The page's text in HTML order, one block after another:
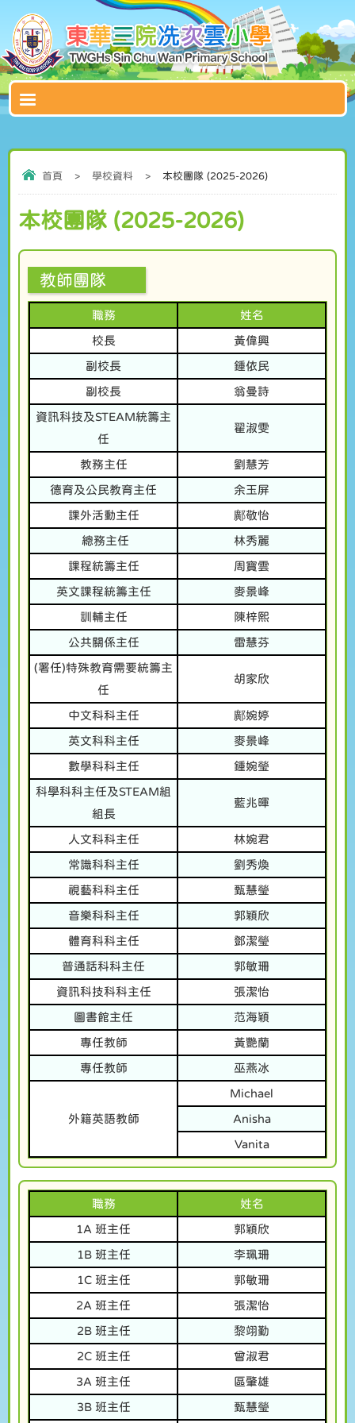
首頁 > 學校資料 > 本校團隊 (2025-2026)
本校團隊 (2025-2026)
教師團隊
職務 姓名
校長 黃偉興
副校長 鍾依民
副校長 翁曼詩
資訊科技及STEAM統籌主
任
翟淑雯
教務主任 劉慧芳
德育及公民教育主任 余玉屏
課外活動主任 鄺敬怡
總務主任 林秀麗
課程統籌主任 周寶雲
英文課程統籌主任 麥景峰
訓輔主任 陳梓熙
公共關係主任 雷慧芬
(署任)特殊教育需要統籌主
任
胡家欣
中文科科主任 鄺婉婷
英文科科主任 麥景峰
數學科科主任 鍾婉瑩
科學科科主任及STEAM組
組長
藍兆暉
人文科科主任 林婉君
常識科科主任 劉秀煥
視藝科科主任 甄慧瑩
音樂科科主任 郭穎欣
體育科科主任 鄧潔瑩
普通話科科主任 郭敏珊
資訊科技科科主任 張潔怡
圖書館主任 范海穎
專任教師 黃艷蘭
專任教師 巫燕冰
外籍英語教師
Michael
Anisha
Vanita
職務 姓名
1A 班主任 郭穎欣
1B 班主任 李珮珊
1C 班主任 郭敏珊
2A 班主任 張潔怡
2B 班主任 黎翊勤
2C 班主任 曾淑君
3A 班主任 區肇雄
3B 班主任 甄慧瑩